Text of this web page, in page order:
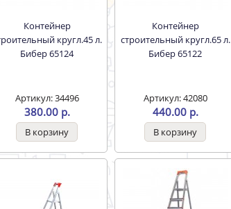
Контейнер
кругл.45 л.
Бибер 65124
Артикул: 34496
380.00 р.
Контейнер
строительный кругл.65 л.
Бибер 65122
Артикул: 42080
440.00 р.